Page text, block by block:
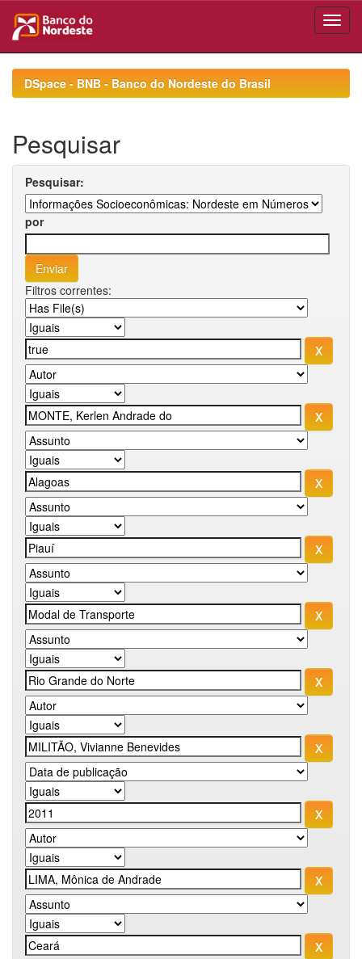
navigationDSpace - BNB - Banco do Nordeste do Brasil
Pesquisar
Pesquisar:
por
Filtros correntes: